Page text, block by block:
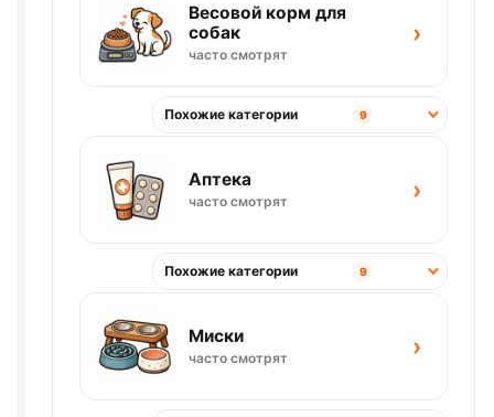
Весовой корм для
собак
часто смотрят
›
Похожие категории 9
Аптека
часто смотрят ›
Похожие категории 9
Миски
часто смотрят ›